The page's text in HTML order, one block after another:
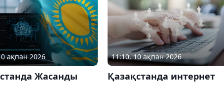
ақпан 2026
Жасанды
11:10, 10 ақпан 2026
Қазақстанда интернет